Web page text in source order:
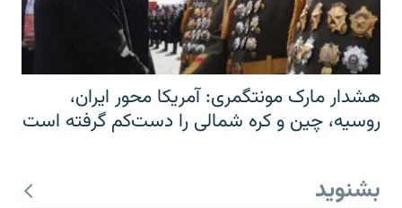
هشدار مارک مونتگمری: آمریکا محور ایران،
روسیه، چین و کره شمالی را دست‌کم گرفته است
بشنوید